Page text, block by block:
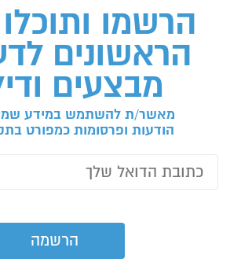
הרשמו
הראשונים
מבצעים
מאשר/ת להשתמש במידע
הודעות ופרסומות כמפורט